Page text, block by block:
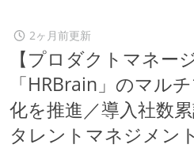
2ヶ月前更新
【プロダクトマネー
「HRBrain」のマル
化を推進／導入社数
タレントマネジメン